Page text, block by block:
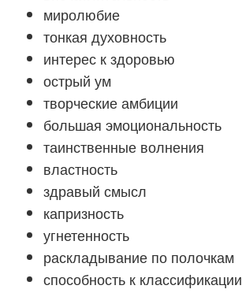
миролюбие
тонкая духовность
интерес к здоровью
острый ум
творческие амбиции
большая эмоциональность
таинственные волнения
властность
здравый смысл
капризность
угнетенность
раскладывание по полочкам
способность к классификации